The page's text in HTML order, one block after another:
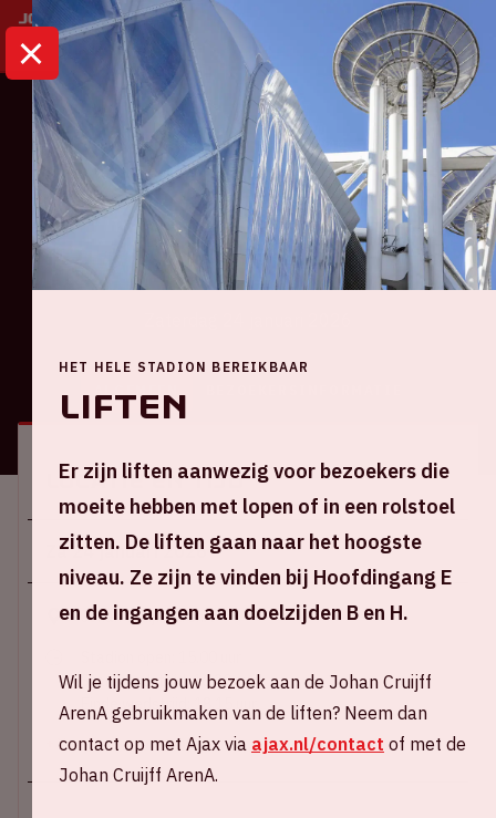
HOME KALENDER AJAX - FC VOLENDAM
Eredivisie
Ajax - FC Volendam
Locatie en tijd
Za 24 januari 2026
Johan Cruijff ArenA
Start wedstrijd: 16.30 uur
Einde wedstrijd: 18.15 uur
+ Voeg toe aan agenda
HET HELE STADION BEREIKBAAR
Liften
Er zijn liften aanwezig voor bezoekers die
moeite hebben met lopen of in een rolstoel
zitten. De liften gaan naar het hoogste
niveau. Ze zijn te vinden bij Hoofdingang E
en de ingangen aan doelzijden B en H.
Wil je tijdens jouw bezoek aan de Johan Cruijff
ArenA gebruikmaken van de liften? Neem dan
contact op met Ajax via ajax.nl/contact of met de
Johan Cruijff ArenA.